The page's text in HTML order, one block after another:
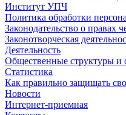
Институт УПЧ
Политика обработки
Законодательство о правах
Законотворческая
Деятельность
Общественные структуры и
Статистика
Как правильно защищать
Новости
Интернет-приемная